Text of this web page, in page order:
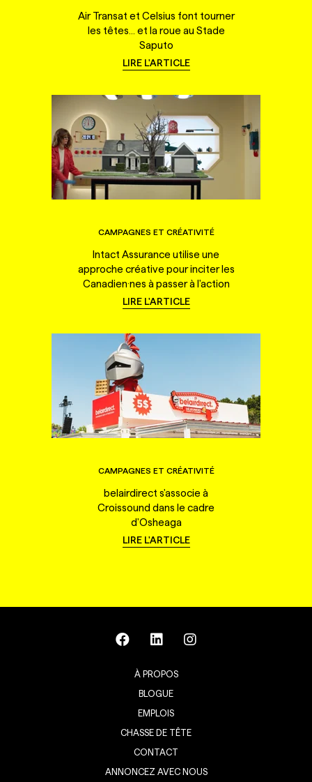
Air Transat et Celsius font tourner
les têtes... et la roue au Stade
Saputo
LIRE L'ARTICLE
CAMPAGNES ET CRÉATIVITÉ
Intact Assurance utilise une
approche créative pour inciter les
Canadien·nes à passer à l'action
LIRE L'ARTICLE
CAMPAGNES ET CRÉATIVITÉ
belairdirect s'associe à
Croissound dans le cadre
d'Osheaga
LIRE L'ARTICLE
À PROPOS
BLOGUE
EMPLOIS
CHASSE DE TÊTE
CONTACT
ANNONCEZ AVEC NOUS